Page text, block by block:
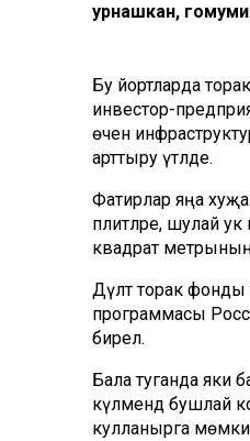
урнашкан,
Бу йортларда
инвестор-
өчен
арттыру үтәлде.
Фатирлар яңа
плитәләре, шулай
квадрат метрының
Дәүләт торак
программасы
бирелә.
Бала туганда яки
күләмендә бушлай
кулланырга